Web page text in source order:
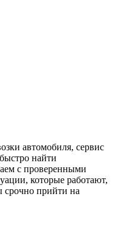
автомобиля, сервис
найти
с проверенными
которые работают,
срочно прийти на